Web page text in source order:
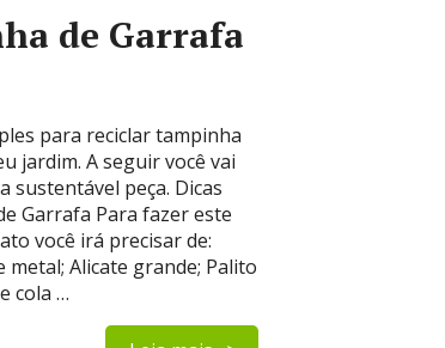
de Garrafa
para reciclar tampinha
jardim. A seguir você vai
sustentável peça. Dicas
Garrafa Para fazer este
você irá precisar de:
Alicate grande; Palito
cola …